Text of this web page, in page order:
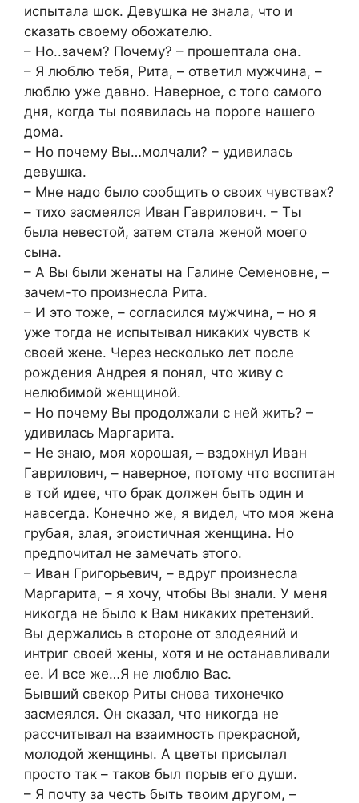
испытала шок. Девушка не знала, что и
сказать своему обожателю.
– Но..зачем? Почему? – прошептала она.
– Я люблю тебя, Рита, – ответил мужчина, –
люблю уже давно. Наверное, с того самого
дня, когда ты появилась на пороге нашего
дома.
– Но почему Вы…молчали? – удивилась
девушка.
– Мне надо было сообщить о своих чувствах?
– тихо засмеялся Иван Гаврилович. – Ты
была невестой, затем стала женой моего
сына.
– А Вы были женаты на Галине Семеновне, –
зачем-то произнесла Рита.
– И это тоже, – согласился мужчина, – но я
уже тогда не испытывал никаких чувств к
своей жене. Через несколько лет после
рождения Андрея я понял, что живу с
нелюбимой женщиной.
– Но почему Вы продолжали с ней жить? –
удивилась Маргарита.
– Не знаю, моя хорошая, – вздохнул Иван
Гаврилович, – наверное, потому что воспитан
в той идее, что брак должен быть один и
навсегда. Конечно же, я видел, что моя жена
грубая, злая, эгоистичная женщина. Но
предпочитал не замечать этого.
– Иван Григорьевич, – вдруг произнесла
Маргарита, – я хочу, чтобы Вы знали. У меня
никогда не было к Вам никаких претензий.
Вы держались в стороне от злодеяний и
интриг своей жены, хотя и не останавливали
ее. И все же…Я не люблю Вас.
Бывший свекор Риты снова тихонечко
засмеялся. Он сказал, что никогда не
рассчитывал на взаимность прекрасной,
молодой женщины. А цветы присылал
просто так – таков был порыв его души.
– Я почту за честь быть твоим другом, –